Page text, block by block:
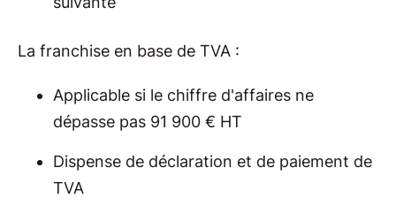
La franchise en base de TVA :
Applicable si le chiffre d'affaires ne
dépasse pas 91 900 € HT
Dispense de déclaration et de paiement de
TVA